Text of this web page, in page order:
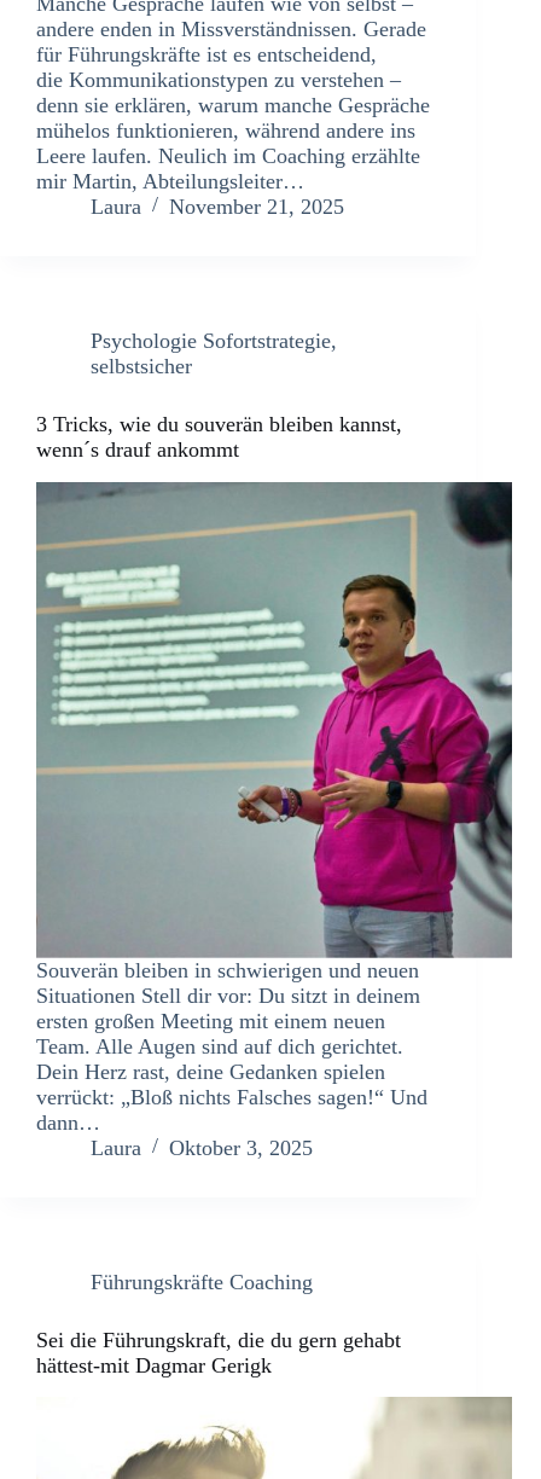
andere enden in Missverständnissen. Gerade
für Führungskräfte ist es entscheidend,
die Kommunikationstypen zu verstehen –
denn sie erklären, warum manche Gespräche
mühelos funktionieren, während andere ins
Leere laufen. Neulich im Coaching erzählte
mir Martin, Abteilungsleiter…
Laura
November 21, 2025
Psychologie Sofortstrategie,
selbstsicher
3 Tricks, wie du souverän bleiben kannst,
wenn´s drauf ankommt
Souverän bleiben in schwierigen und neuen
Situationen Stell dir vor: Du sitzt in deinem
ersten großen Meeting mit einem neuen
Team. Alle Augen sind auf dich gerichtet.
Dein Herz rast, deine Gedanken spielen
verrückt: „Bloß nichts Falsches sagen!“ Und
dann…
Laura
Oktober 3, 2025
Führungskräfte Coaching
Sei die Führungskraft, die du gern gehabt
hättest-mit Dagmar Gerigk